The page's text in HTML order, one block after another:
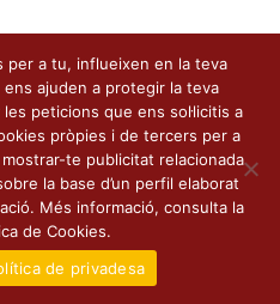
per a tu, influeixen en la teva
ajuden a protegir la teva
peticions que ens sol·licitis a
pròpies i de tercers per a
te publicitat relacionada
la base d’un perfil elaborat
Més informació, consulta la
de Cookies.
de privadesa